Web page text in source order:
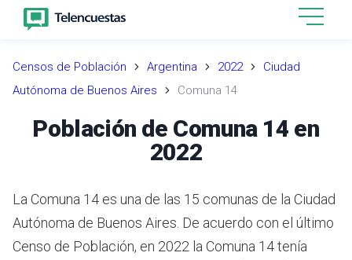
Censos de Población Argentina 2022
Ciudad
Autónoma de Buenos Aires
Comuna 14
Población de Comuna 14 en
2022
La Comuna 14 es una de las 15 comunas de la Ciudad
Autónoma de Buenos Aires. De acuerdo con el último
Censo de Población, en 2022 la Comuna 14 tenía